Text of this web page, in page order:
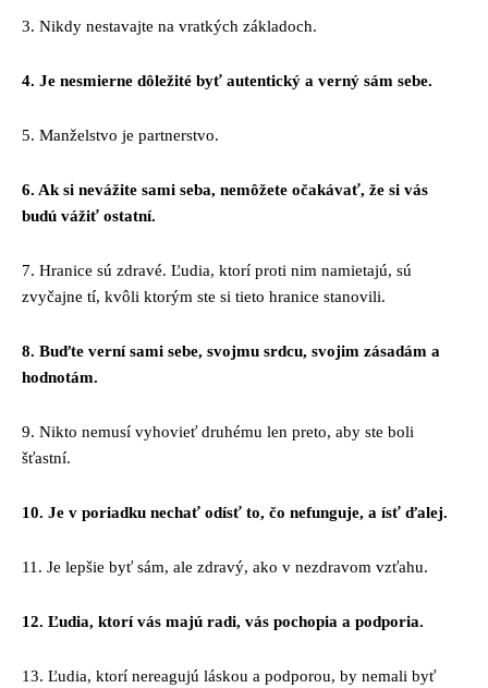
3. Nikdy nestavajte na vratkých základoch.
4. Je nesmierne dôležité byť autentický a verný sám sebe.
5. Manželstvo je partnerstvo.
6. Ak si nevážite sami seba, nemôžete očakávať, že si vás
budú vážiť ostatní.
7. Hranice sú zdravé. Ľudia, ktorí proti nim namietajú, sú
zvyčajne tí, kvôli ktorým ste si tieto hranice stanovili.
8. Buďte verní sami sebe, svojmu srdcu, svojim zásadám a
hodnotám.
9. Nikto nemusí vyhovieť druhému len preto, aby ste boli
šťastní.
10. Je v poriadku nechať odísť to, čo nefunguje, a ísť ďalej.
11. Je lepšie byť sám, ale zdravý, ako v nezdravom vzťahu.
12. Ľudia, ktorí vás majú radi, vás pochopia a podporia.
13. Ľudia, ktorí nereagujú láskou a podporou, by nemali byť